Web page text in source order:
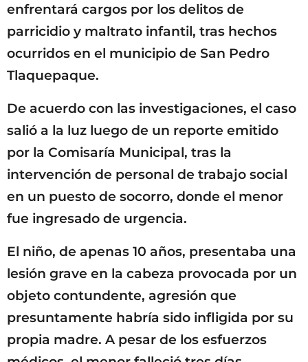
enfrentará cargos por los delitos de
parricidio y maltrato infantil, tras hechos
ocurridos en el municipio de San Pedro
Tlaquepaque.
De acuerdo con las investigaciones, el caso
salió a la luz luego de un reporte emitido
por la Comisaría Municipal, tras la
intervención de personal de trabajo social
en un puesto de socorro, donde el menor
fue ingresado de urgencia.
El niño, de apenas 10 años, presentaba una
lesión grave en la cabeza provocada por un
objeto contundente, agresión que
presuntamente habría sido infligida por su
propia madre. A pesar de los esfuerzos